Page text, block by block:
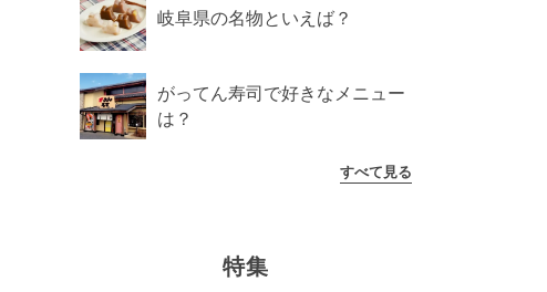
岐阜県の名物といえば？
がってん寿司で好きなメニュー
は？
すべて見る
特集